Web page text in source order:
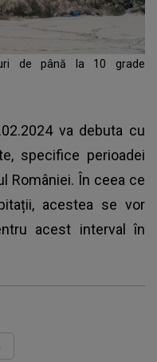
de până la 10 grade
va debuta cu
, specifice perioadei
României. În ceea ce
acestea se vor
acest interval în